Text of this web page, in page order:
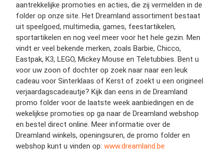
aantrekkelijke promoties en acties, die zij vermelden in de
folder op onze site. Het Dreamland assortiment bestaat
uit speelgoed, multimedia, games, feestartikelen,
sportartikelen en nog veel meer voor het hele gezin. Men
vindt er veel bekende merken, zoals Barbie, Chicco,
Eastpak, K3, LEGO, Mickey Mouse en Teletubbies. Bent u
voor uw zoon of dochter op zoek naar naar een leuk
cadeau voor Sinterklaas of Kerst of zoekt u een origineel
verjaardagscadeautje? Kijk dan eens in de Dreamland
promo folder voor de laatste week aanbiedingen en de
wekelijkse promoties op ga naar de Dreamland webshop
en bestel direct online. Meer informatie over de
Dreamland winkels, openingsuren, de promo folder en
webshop kunt u vinden op: www.dreamland.be